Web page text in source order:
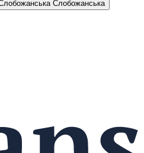
Слобожанська